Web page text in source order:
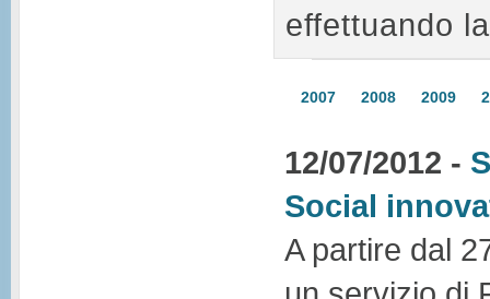
effettuando
2007 2008 2009
12/07/2012 -
Social
A partire dal